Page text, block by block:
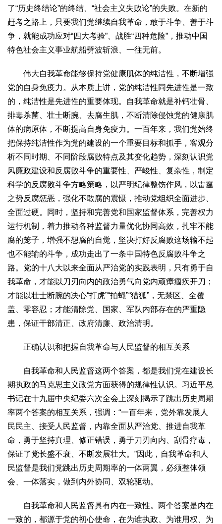
了“历史终结论”的终结、“社会主义失败论”的失败。在新的
赶考之路上，只要我们党继续自我革命，敢于斗争、善于斗
争，就能成功应对“四大考验”、战胜“四种危险”，推动中国
特色社会主义事业航船劈波斩浪、一往无前。
伟大自我革命能够保持党健康肌体的纯洁性，不断增强
党的自身免疫力。从本质上讲，党的纯洁性同先进性是一致
的，纯洁性是先进性的重要体现。自我革命就是补钙壮骨、
排毒杀菌、壮士断腕、去腐生肌，不断清除侵蚀党的健康肌
体的病原体，不断提高自身免疫力。一百年来，我们党始终
把保持纯洁性作为党的建设的一个重要目标和抓手，客观分
析不同时期、不同阶段腐败特点及其变化趋势，深刻认识党
风廉政建设和反腐败斗争的重要性、严峻性、复杂性，制定
科学的反腐败斗争方略策略，以严明纪律整饬作风，以雷霆
之势反腐惩恶，强化不敢腐的震慑，推动党组织全面进步、
全面过硬。同时，坚持和完善党和国家监督体系，完善权力
运行机制，着力推动各种监督力量优化协同高效，扎牢不能
腐的笼子，增强不想腐的自觉，坚决打好反腐败这场输不起
也不能输的斗争，成功走出了一条中国特色反腐败斗争之
路。党的十八大以来全面从严治党的实践表明，只有勇于自
我革命，才能以刀刃向内的政治勇气向党内顽瘴痼疾开刀；
才能以壮士断腕的决心“打虎”“拍蝇”“猎狐”，无禁区、全覆
盖、零容忍；才能清除党、国家、军队内部存在的严重隐
患，保证干部清正、政府清廉、政治清明。
正确认识和把握自我革命与人民监督的相互关系
自我革命和人民监督这两个答案，都是我们党在建设长
期执政的马克思主义政党方面获得的规律性认识。习近平总
书记在十九届中央纪委六次全会上深刻揭示了跳出历史周期
率两个答案的相互关系，强调：“一百年来，党外靠发展人
民民主、接受人民监督，内靠全面从严治党、推进自我革
命，勇于坚持真理、修正错误，勇于刀刃向内、刮骨疗毒，
保证了党长盛不衰、不断发展壮大。”因此，自我革命和人
民监督是我们党跳出历史周期率的一体两翼，必须整体领
会、一体落实，做到内外协同、双轮驱动。
自我革命和人民监督具有内在一致性。两个答案是内在
一致的，都源于党的初心使命，在为谁执政、为谁用权、为